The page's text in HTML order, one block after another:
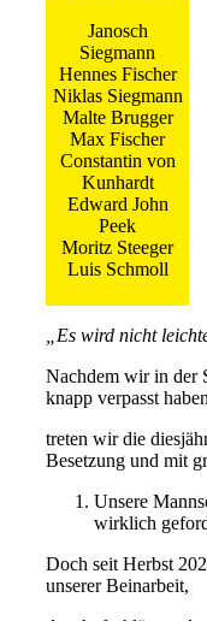
Janosch
Siegmann
Hennes Fischer
Niklas Siegmann
Malte Brugger
Max Fischer
Constantin von
Kunhardt
Edward John
Peek
Moritz Steeger
Luis Schmoll
„Es wird nicht
Nachdem wir in der
knapp verpasst
treten wir die
Besetzung und mit
Unsere
wirklich
Doch seit Herbst
unserer Beinarbeit,